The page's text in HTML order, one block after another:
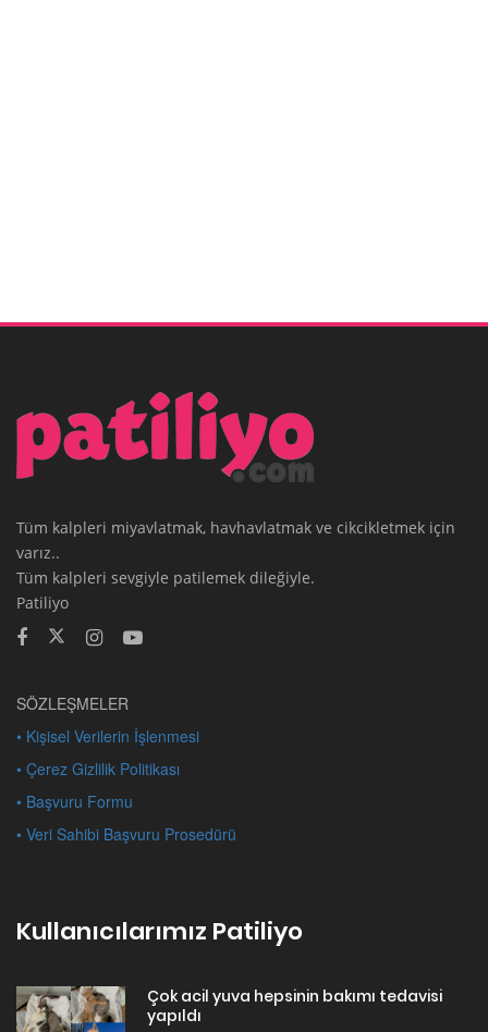
Tüm kalpleri miyavlatmak, havhavlatmak ve cikcikletmek için
varız..
Tüm kalpleri sevgiyle patilemek dileğiyle.
Patiliyo
SÖZLEŞMELER
• Kişisel Verilerin İşlenmesi
• Çerez Gizlilik Politikası
• Başvuru Formu
• Veri Sahibi Başvuru Prosedürü
Kullanıcılarımız Patiliyo
Çok acil yuva hepsinin bakımı tedavisi
yapıldı